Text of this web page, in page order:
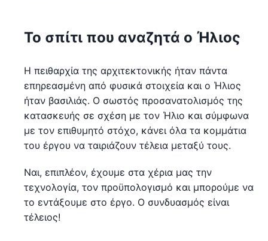
Το σπίτι που αναζητά ο Ήλιος
Η πειθαρχία της αρχιτεκτονικής ήταν πάντα
επηρεασμένη από φυσικά στοιχεία και ο Ήλιος
ήταν βασιλιάς. Ο σωστός προσανατολισμός της
κατασκευής σε σχέση με τον Ήλιο και σύμφωνα
με τον επιθυμητό στόχο, κάνει όλα τα κομμάτια
του έργου να ταιριάζουν τέλεια μεταξύ τους.
Ναι, επιπλέον, έχουμε στα χέρια μας την
τεχνολογία, τον προϋπολογισμό και μπορούμε να
το εντάξουμε στο έργο. Ο συνδυασμός είναι
τέλειος!